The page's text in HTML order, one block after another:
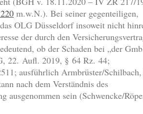
m.w.N.). Bei seiner gegenteiligen,
OLG Düsseldorf insoweit nicht
der durch den
ob der Schaden bei „der
22. Aufl. 2019, § 64 Rz. 44;
ausführlich Armbrüster/Schilbach,
nach dem Verständnis des
sein (Schwencke/